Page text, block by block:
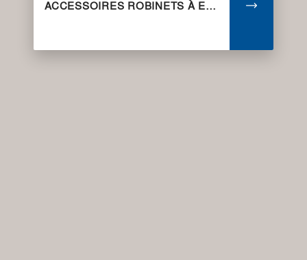
ACCESSOIRES ROBINETS À ENCASTRER